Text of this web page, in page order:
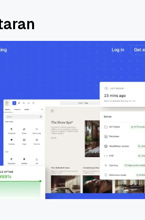
Qwords Jadi Registrar
Terakreditasi ICANN, Apa
Untungnya?
3